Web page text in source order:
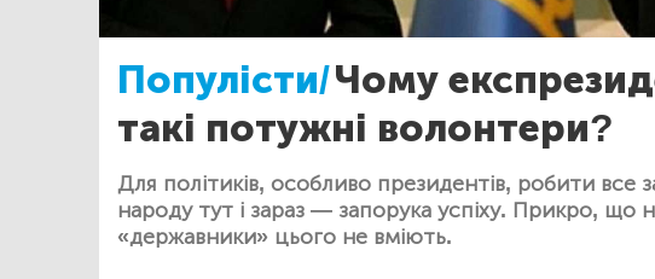
Популісти/Чому
такі потужні волонтери?
Для політиків, особливо президентів, робити все
народу тут і зараз — запорука успіху. Прикро, що
«державники» цього не вміють.